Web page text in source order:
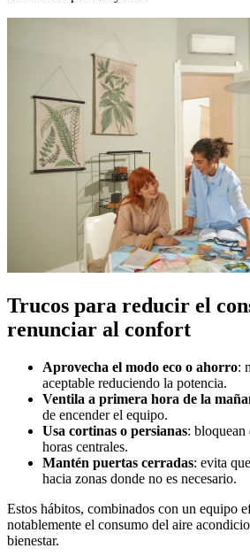
Trucos para reducir el
renunciar al confort
Aprovecha el modo eco o ahorro:
aceptable reduciendo la potencia.
Ventila a primera hora de la
de encender el equipo.
Usa cortinas o persianas: bloquean
horas centrales.
Mantén puertas cerradas: evita
hacia zonas donde no es necesario.
Estos hábitos, combinados con un equipo
notablemente el consumo del aire
bienestar.